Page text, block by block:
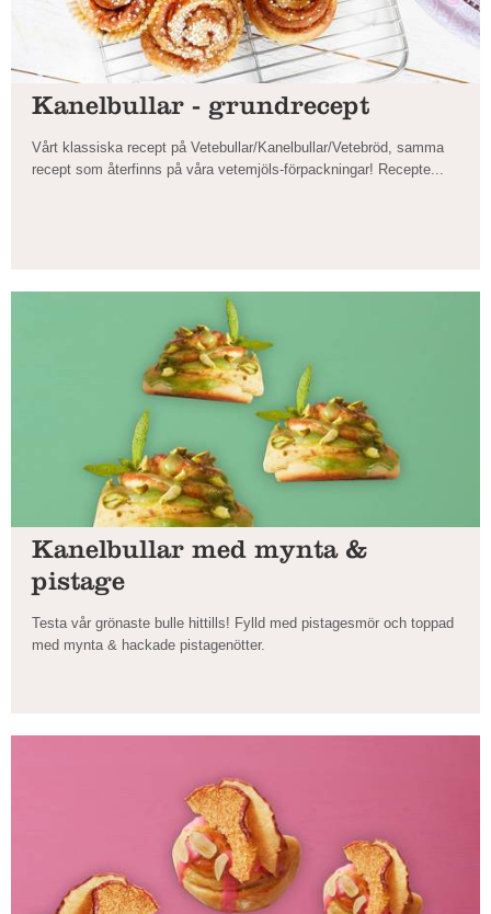
Kanelbullar - grundrecept
Vårt klassiska recept på Vetebullar/Kanelbullar/Vetebröd, samma
recept som återfinns på våra vetemjöls-förpackningar! Recepte...
Kanelbullar med mynta &
pistage
Testa vår grönaste bulle hittills! Fylld med pistagesmör och toppad
med mynta & hackade pistagenötter.